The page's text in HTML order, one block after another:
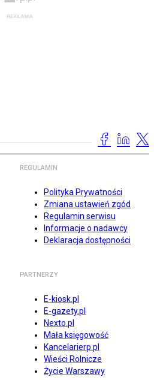
REGULAMIN
Polityka Prywatności
Zmiana ustawień zgód
Regulamin serwisu
Informacje o nadawcy
Deklaracja dostępności
PARTNERZY
E-kiosk.pl
E-gazety.pl
Nexto.pl
Mała księgowość
Kancelarierp.pl
Wieści Rolnicze
Życie Warszawy